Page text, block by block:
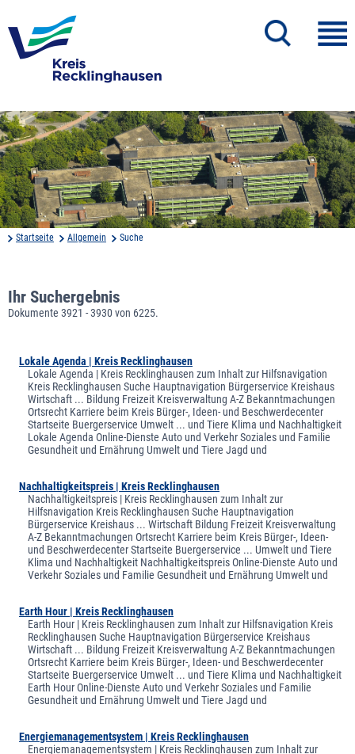
Startseite Allgemein Suche
Ihr Suchergebnis
Dokumente 3921 - 3930 von 6225.
Lokale Agenda | Kreis Recklinghausen
Lokale Agenda | Kreis Recklinghausen zum Inhalt zur Hilfsnavigation
Kreis Recklinghausen Suche Hauptnavigation Bürgerservice Kreishaus
Wirtschaft ... Bildung Freizeit Kreisverwaltung A-Z Bekanntmachungen
Ortsrecht Karriere beim Kreis Bürger-, Ideen- und Beschwerdecenter
Startseite Buergerservice Umwelt ... und Tiere Klima und Nachhaltigkeit
Lokale Agenda Online-Dienste Auto und Verkehr Soziales und Familie
Gesundheit und Ernährung Umwelt und Tiere Jagd und
Nachhaltigkeitspreis | Kreis Recklinghausen
Nachhaltigkeitspreis | Kreis Recklinghausen zum Inhalt zur
Hilfsnavigation Kreis Recklinghausen Suche Hauptnavigation
Bürgerservice Kreishaus ... Wirtschaft Bildung Freizeit Kreisverwaltung
A-Z Bekanntmachungen Ortsrecht Karriere beim Kreis Bürger-, Ideen-
und Beschwerdecenter Startseite Buergerservice ... Umwelt und Tiere
Klima und Nachhaltigkeit Nachhaltigkeitspreis Online-Dienste Auto und
Verkehr Soziales und Familie Gesundheit und Ernährung Umwelt und
Earth Hour | Kreis Recklinghausen
Earth Hour | Kreis Recklinghausen zum Inhalt zur Hilfsnavigation Kreis
Recklinghausen Suche Hauptnavigation Bürgerservice Kreishaus
Wirtschaft ... Bildung Freizeit Kreisverwaltung A-Z Bekanntmachungen
Ortsrecht Karriere beim Kreis Bürger-, Ideen- und Beschwerdecenter
Startseite Buergerservice Umwelt ... und Tiere Klima und Nachhaltigkeit
Earth Hour Online-Dienste Auto und Verkehr Soziales und Familie
Gesundheit und Ernährung Umwelt und Tiere Jagd und
Energiemanagementsystem | Kreis Recklinghausen
Energiemanagementsystem | Kreis Recklinghausen zum Inhalt zur